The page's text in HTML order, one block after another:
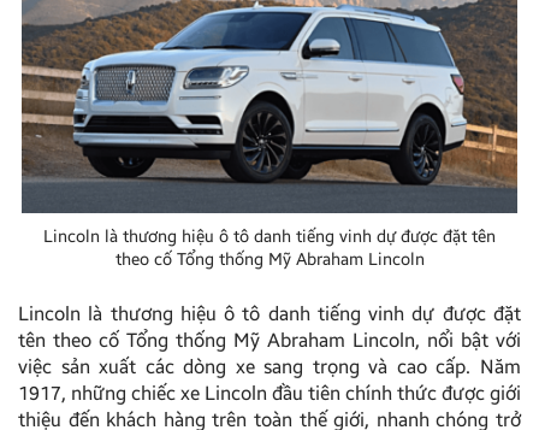
Lincoln là thương hiệu ô tô danh tiếng vinh dự được đặt tên
theo cố Tổng thống Mỹ Abraham Lincoln
Lincoln là thương hiệu ô tô danh tiếng vinh dự được đặt
tên theo cố Tổng thống Mỹ Abraham Lincoln, nổi bật với
việc sản xuất các dòng xe sang trọng và cao cấp. Năm
1917, những chiếc xe Lincoln đầu tiên chính thức được giới
thiệu đến khách hàng trên toàn thế giới, nhanh chóng trở